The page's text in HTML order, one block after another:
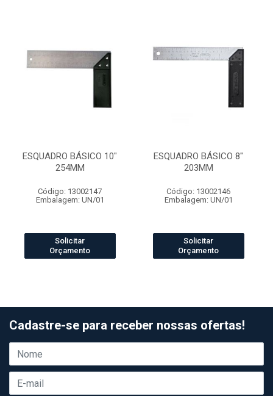
ESQUADRO BÁSICO 10"
254MM
Código: 13002147
Embalagem: UN/01
Solicitar
Orçamento
ESQUADRO BÁSICO 8"
203MM
Código: 13002146
Embalagem: UN/01
Solicitar
Orçamento
Cadastre-se para receber nossas ofertas!